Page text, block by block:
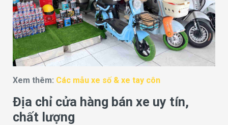
Xem thêm: Các mẫu xe số & xe tay côn
Địa chỉ cửa hàng bán xe uy tín,
chất lượng